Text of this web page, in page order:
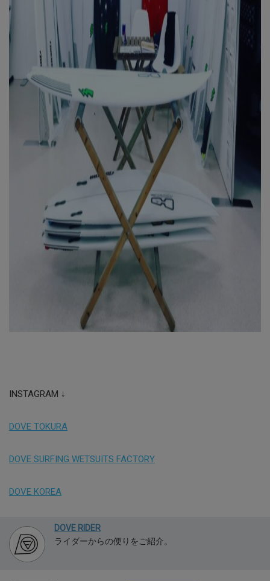
INSTAGRAM ↓
DOVE TOKURA
DOVE SURFING WETSUITS FACTORY
DOVE KOREA
DOVE RIDER
ライダーからの便りをご紹介。